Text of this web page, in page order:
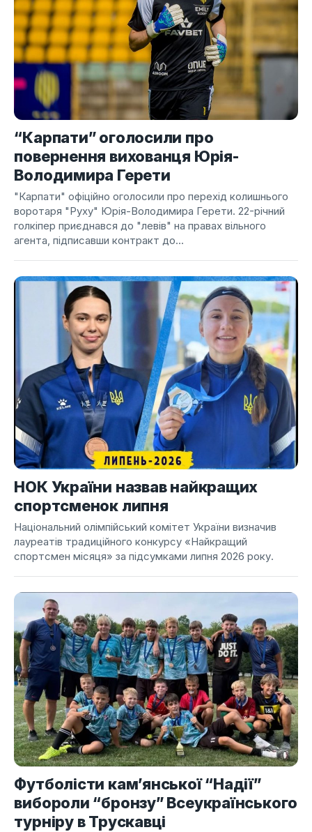
“Карпати” оголосили про
повернення вихованця Юрія-
Володимира Герети
"Карпати" офіційно оголосили про перехід колишнього
воротаря "Руху" Юрія-Володимира Герети. 22-річний
голкіпер приєднався до "левів" на правах вільного
агента, підписавши контракт до...
НОК України назвав найкращих
спортсменок липня
Національний олімпійський комітет України визначив
лауреатів традиційного конкурсу «Найкращий
спортсмен місяця» за підсумками липня 2026 року.
Футболісти кам’янської “Надії”
вибороли “бронзу” Всеукраїнського
турніру в Трускавці